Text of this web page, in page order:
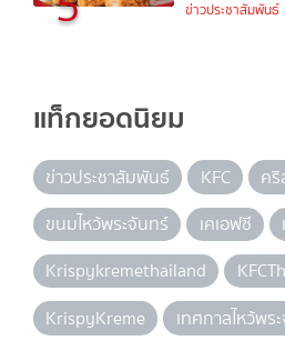
ข่าวประชาสัมพันธ์
แท็กยอดนิยม
ข่าวประชาสัมพันธ์ KFC
ค
ขนมไหว้พระจันทร์
เคเอฟซี
Krispykremethailand
KrispyKreme
เทศกาลไหว้พร